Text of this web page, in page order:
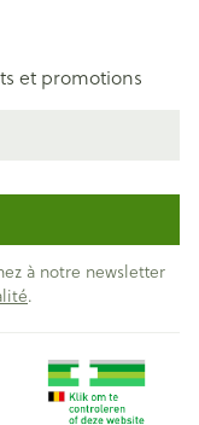
et promotions
à notre newsletter
.